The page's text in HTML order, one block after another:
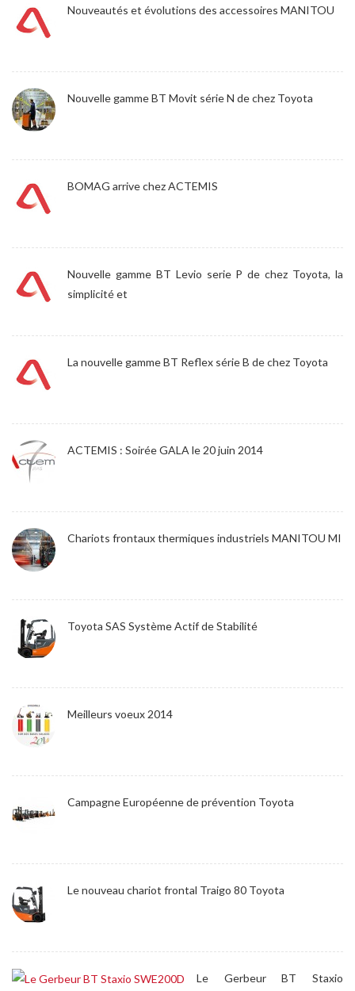
Nouveautés et évolutions des accessoires MANITOU
Nouvelle gamme BT Movit série N de chez Toyota
BOMAG arrive chez ACTEMIS
Nouvelle gamme BT Levio serie P de chez Toyota, la
simplicité et
La nouvelle gamme BT Reflex série B de chez Toyota
ACTEMIS : Soirée GALA le 20 juin 2014
Chariots frontaux thermiques industriels MANITOU MI
Toyota SAS Système Actif de Stabilité
Meilleurs voeux 2014
Campagne Européenne de prévention Toyota
Le nouveau chariot frontal Traigo 80 Toyota
Le Gerbeur BT Staxio